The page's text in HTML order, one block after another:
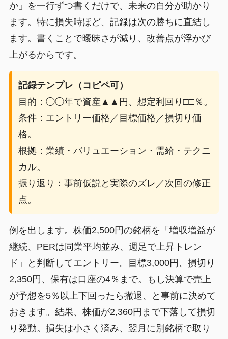
か」を一行ずつ書くだけで、未来の自分が助かり
ます。特に損失時ほど、記録は次の勝ちに直結し
ます。書くことで曖昧さが減り、改善点が浮かび
上がるからです。
記録テンプレ（コピペ可）
目的：◯◯年で資産▲▲円、想定利回り□□％。
条件：エントリー価格／目標価格／損切り価
格。
根拠：業績・バリュエーション・需給・テクニ
カル。
振り返り：事前仮説と実際のズレ／次回の修正
点。
例を出します。株価2,500円の銘柄を「増収増益が
継続、PERは同業平均並み、週足で上昇トレン
ド」と判断してエントリー。目標3,000円、損切り
2,350円、保有は口座の4％まで。もし決算で売上
が予想を5％以上下回ったら撤退、と事前に決めて
おきます。結果、株価が2,360円まで下落して損切
り発動。損失は小さく済み、翌月に別銘柄で取り